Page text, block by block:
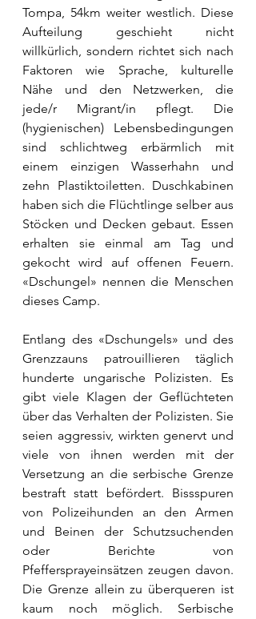
Tompa, 54km weiter westlich. Diese
Aufteilung geschieht nicht
willkürlich, sondern richtet sich nach
Faktoren wie Sprache, kulturelle
Nähe und den Netzwerken, die
jede/r Migrant/in pflegt. Die
(hygienischen) Lebensbedingungen
sind schlichtweg erbärmlich mit
einem einzigen Wasserhahn und
zehn Plastiktoiletten. Duschkabinen
haben sich die Flüchtlinge selber aus
Stöcken und Decken gebaut. Essen
erhalten sie einmal am Tag und
gekocht wird auf offenen Feuern.
«Dschungel» nennen die Menschen
dieses Camp.
Entlang des «Dschungels» und des
Grenzzauns patrouillieren täglich
hunderte ungarische Polizisten. Es
gibt viele Klagen der Geflüchteten
über das Verhalten der Polizisten. Sie
seien aggressiv, wirkten genervt und
viele von ihnen werden mit der
Versetzung an die serbische Grenze
bestraft statt befördert. Bissspuren
von Polizeihunden an den Armen
und Beinen der Schutzsuchenden
oder Berichte von
Pfeffersprayeinsätzen zeugen davon.
Die Grenze allein zu überqueren ist
kaum noch möglich. Serbische